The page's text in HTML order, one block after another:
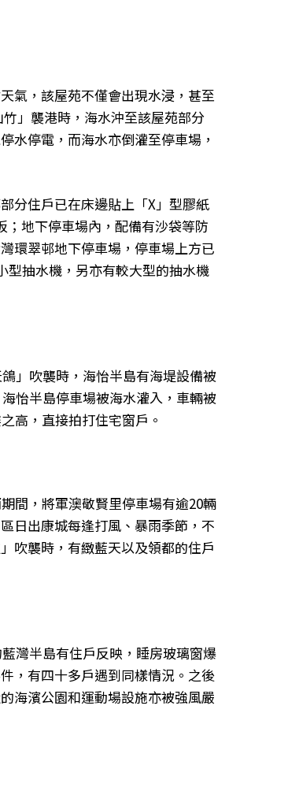
氣，該屋苑不僅會出現水浸，甚至
」襲港時，海水沖至該屋苑部分
水停電，而海水亦倒灌至停車場，
分住戶已在床邊貼上「X」型膠紙
地下停車場內，配備有沙袋等防
環翠邨地下停車場，停車場上方已
型抽水機，另亦有較大型的抽水機
」吹襲時，海怡半島有海堤設備被
怡半島停車場被海水灌入，車輛被
高，直接拍打住宅窗戶。
間，將軍澳敬賢里停車場有逾20輛
日出康城每逢打風、暴雨季節，不
吹襲時，有緻藍天以及領都的住戶
灣半島有住戶反映，睡房玻璃窗爆
，有四十多戶遇到同樣情況。之後
海濱公園和運動場設施亦被強風嚴